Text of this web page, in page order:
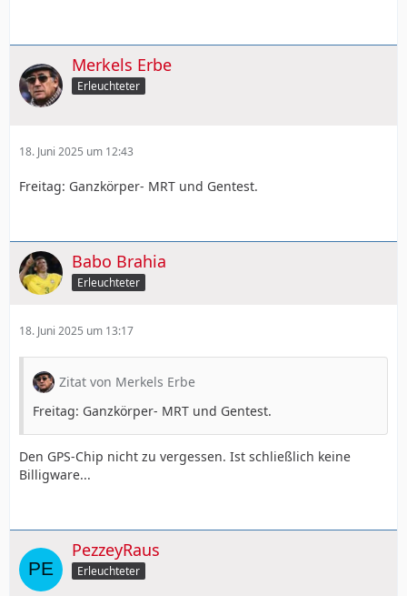
Merkels Erbe
Erleuchteter
18. Juni 2025 um 12:43
Freitag: Ganzkörper- MRT und Gentest.
Babo Brahia
Erleuchteter
18. Juni 2025 um 13:17
Zitat von Merkels Erbe
Freitag: Ganzkörper- MRT und Gentest.
Den GPS-Chip nicht zu vergessen. Ist schließlich keine
Billigware...
PezzeyRaus
Erleuchteter